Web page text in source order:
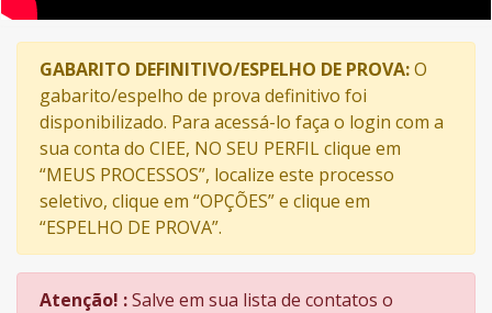
GABARITO DEFINITIVO/ESPELHO DE PROVA:O
gabarito/espelho de prova definitivo foi
disponibilizado. Para acessá-lo faça o login com a
sua conta do CIEE, NO SEU PERFIL clique em
“MEUS PROCESSOS”, localize este processo
seletivo, clique em “OPÇÕES” e clique em
“ESPELHO DE PROVA”.
Atenção! :Salve em sua lista de contatos o